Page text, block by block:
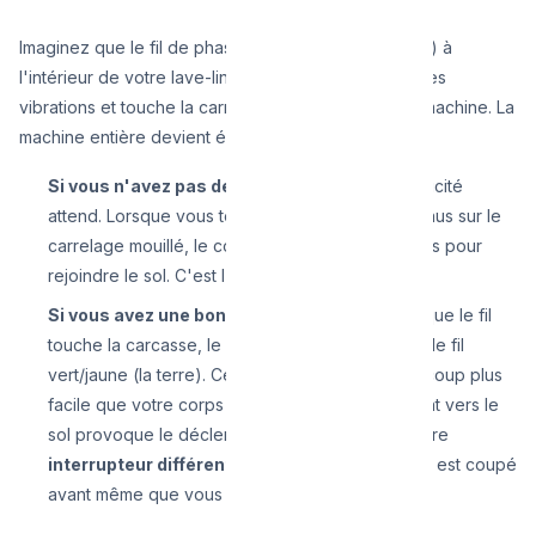
Imaginez que le fil de phase (le fil brun sous tension) à
l'intérieur de votre lave-linge se détache à cause des
vibrations et touche la carrosserie métallique de la machine. La
machine entière devient électrifiée à 230 Volts !
Si vous n'avez pas de mise à la terre :
L'électricité
attend. Lorsque vous touchez la machine pieds nus sur le
carrelage mouillé, le courant traverse votre corps pour
rejoindre le sol. C'est l'électrocution.
Si vous avez une bonne mise à la terre :
Dès que le fil
touche la carcasse, le courant s'engouffre dans le fil
vert/jaune (la terre). Ce fil offre un chemin beaucoup plus
facile que votre corps humain. La fuite de courant vers le
sol provoque le déclenchement immédiat de votre
interrupteur différentiel
au tableau. Le courant est coupé
avant même que vous ne touchiez la machine.